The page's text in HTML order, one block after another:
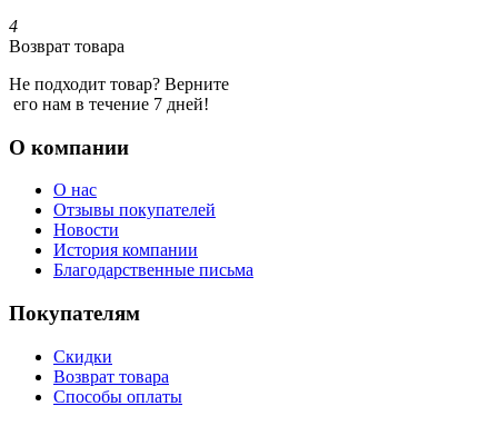
4
Возврат товара
Не подходит товар? Верните
его нам в течение 7 дней!
О компании
О нас
Отзывы покупателей
Новости
История компании
Благодарственные письма
Покупателям
Скидки
Возврат товара
Способы оплаты